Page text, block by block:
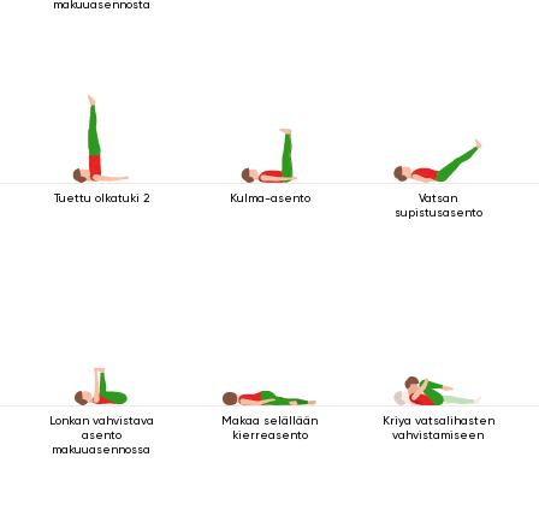
makuuasennosta
Tuettu olkatuki 2 Kulma-asento
Vatsan
supistusasento
Lonkan vahvistava
asento
makuuasennossa
Makaa selällään
kierreasento
Kriya vatsalihasten
vahvistamiseen